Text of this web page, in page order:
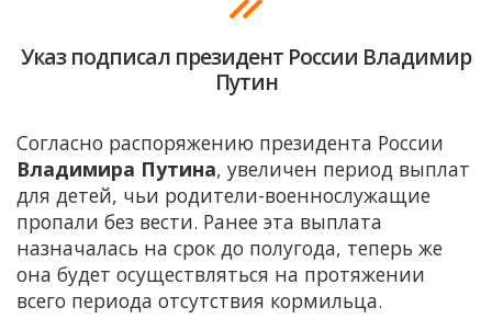
Указ подписал президент России Владимир
Путин
Согласно распоряжению президента России
Владимира Путина, увеличен период выплат
для детей, чьи родители-военнослужащие
пропали без вести. Ранее эта выплата
назначалась на срок до полугода, теперь же
она будет осуществляться на протяжении
всего периода отсутствия кормильца.